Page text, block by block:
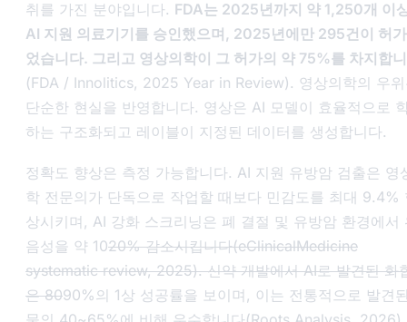
취를 가진 분야입니다. FDA는 2025년까지 약 1,250개 이
AI 지원 의료기기를 승인했으며, 2025년에만 295건이 허
었습니다. 그리고 영상의학이 그 허가의 약 75%를 차지합
(FDA / Innolitics, 2025 Year in Review). 영상의학의 우
단순한 현실을 반영합니다. 영상은 AI 모델이 효율적으로
하는 구조화되고 레이블이 지정된 데이터를 생성합니다.
정확도 향상은 측정 가능합니다. AI 지원 유방암 검출은 영
학 전문의가 단독으로 작업할 때보다 민감도를 최대 9.4%
상시키며, AI 강화 스크리닝은 폐 결절 및 유방암 환경에서
음성을 약 1020% 감소시킵니다(eClinicalMedicine
systematic review, 2025). 신약 개발에서 AI로 발견된 화
은 8090%의 1상 성공률을 보이며, 이는 전통적으로 발견